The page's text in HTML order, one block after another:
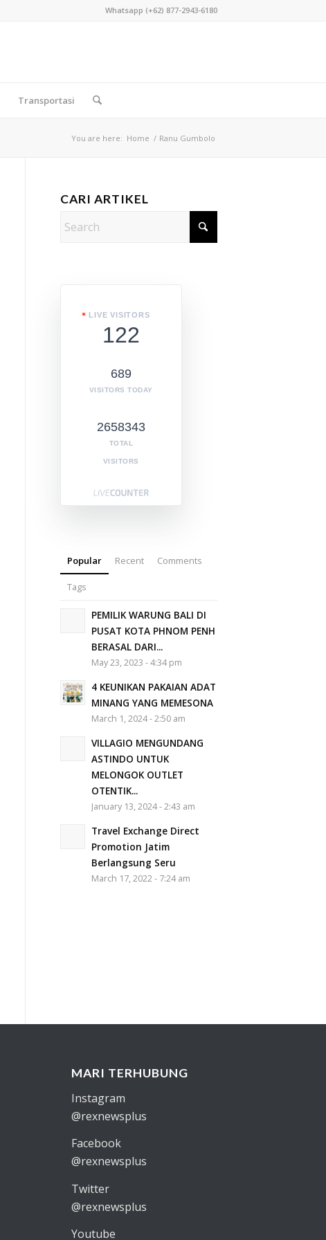
Whatsapp (+62) 877-2943-6180
Transportasi
You are here: Home / Ranu Gumbolo
CARI ARTIKEL
LIVE VISITORS
122
689
VISITORS TODAY
2658343
TOTAL
VISITORS
Popular Recent Comments
Tags
PEMILIK WARUNG BALI DI
PUSAT KOTA PHNOM PENH
BERASAL DARI...
May 23, 2023 - 4:34 pm
4 KEUNIKAN PAKAIAN ADAT
MINANG YANG MEMESONA
March 1, 2024 - 2:50 am
VILLAGIO MENGUNDANG
ASTINDO UNTUK
MELONGOK OUTLET
OTENTIK...
January 13, 2024 - 2:43 am
Travel Exchange Direct
Promotion Jatim
Berlangsung Seru
March 17, 2022 - 7:24 am
MARI TERHUBUNG
Instagram
@rexnewsplus
Facebook
@rexnewsplus
Twitter
@rexnewsplus
Youtube